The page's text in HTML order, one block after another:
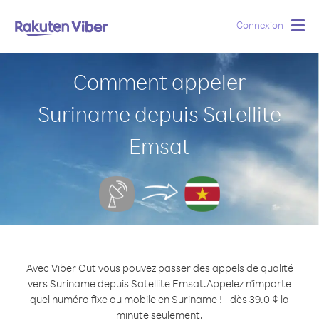
Connexion
Comment appeler
Suriname depuis Satellite
Emsat
Avec Viber Out vous pouvez passer des appels de qualité
vers Suriname depuis Satellite Emsat.Appelez n'importe
quel numéro fixe ou mobile en Suriname ! - dès 39.0 ¢ la
minute seulement.